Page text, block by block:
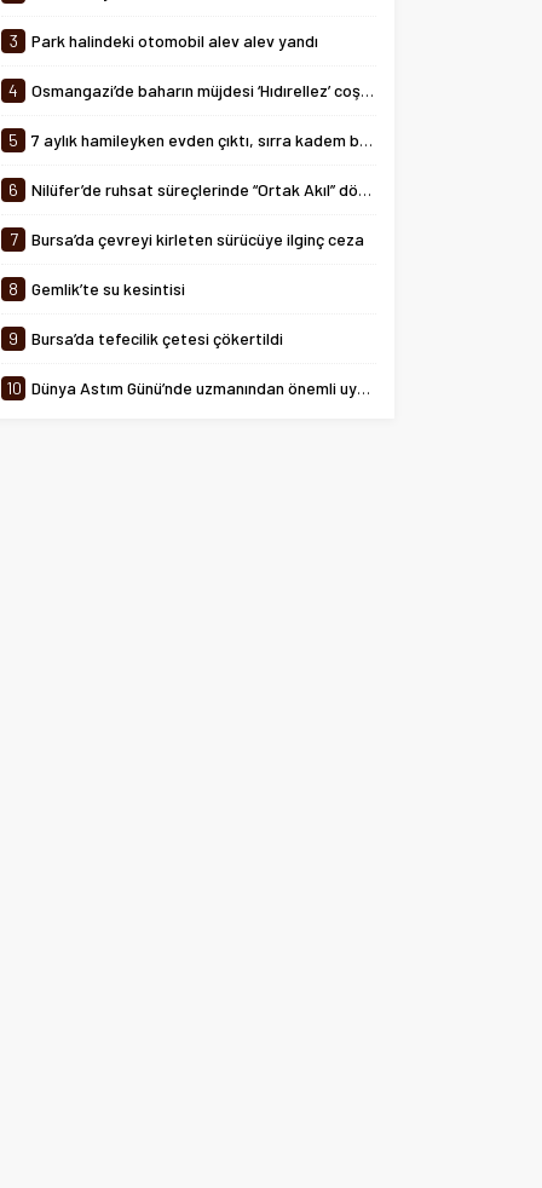
arasında...
3 Park halindeki otomobil alev alev yandı
4 Osmangazi’de baharın müjdesi ‘Hıdırellez’ coşkuyla kutlandı
5 7 aylık hamileyken evden çıktı, sırra kadem bastı
6 Nilüfer’de ruhsat süreçlerinde “Ortak Akıl” dönemi
7 Bursa’da çevreyi kirleten sürücüye ilginç ceza
8 Gemlik’te su kesintisi
9 Bursa’da tefecilik çetesi çökertildi
10 Dünya Astım Günü’nde uzmanından önemli uyarılar